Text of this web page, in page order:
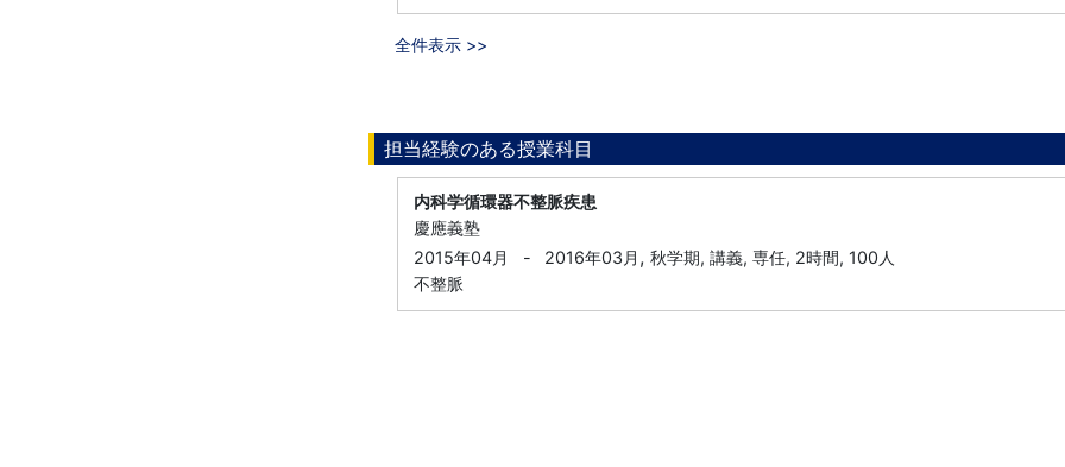
全件表示 >>
担当経験のある授業科目
内科学循環器不整脈疾患
慶應義塾
2015年04月
- 2016年03月 , 秋学期, 講義, 専任, 2時間, 100人
不整脈